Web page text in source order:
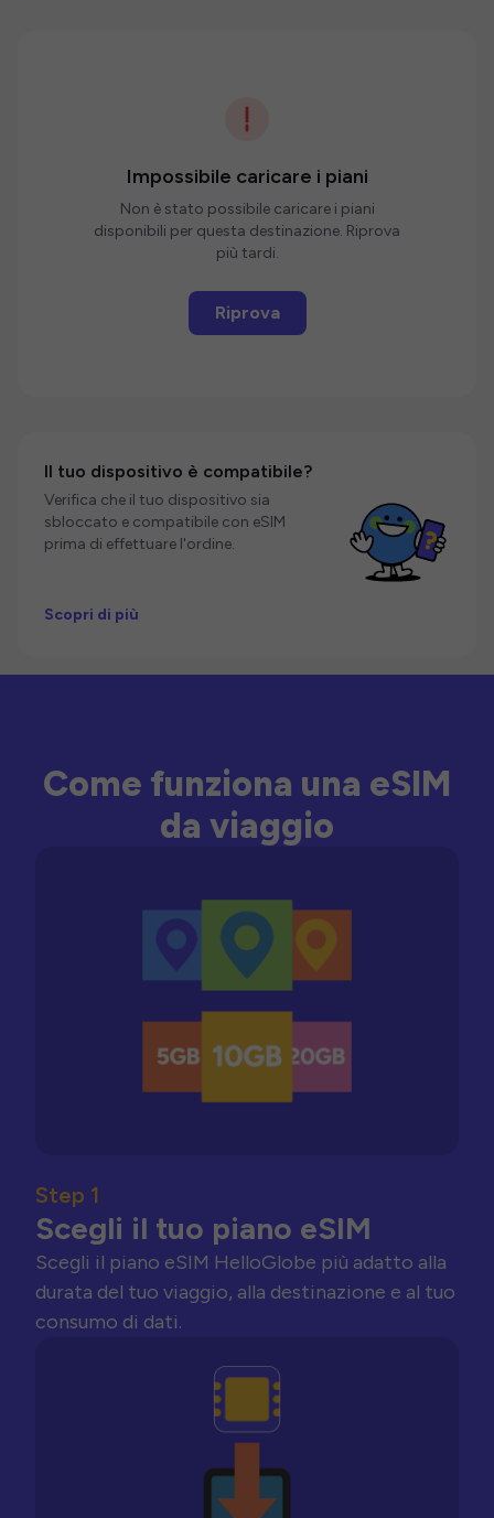
Impossibile caricare i piani
Non è stato possibile caricare i piani
disponibili per questa destinazione. Riprova
più tardi.
Riprova
Il tuo dispositivo è compatibile?
Verifica che il tuo dispositivo sia
sbloccato e compatibile con eSIM
prima di effettuare l'ordine.
Scopri di più
Come funziona una eSIM
da viaggio
Step 1
Scegli il tuo piano eSIM
Scegli il piano eSIM HelloGlobe più adatto alla
durata del tuo viaggio, alla destinazione e al tuo
consumo di dati.